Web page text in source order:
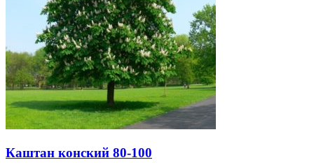
Каштан конский 80-100